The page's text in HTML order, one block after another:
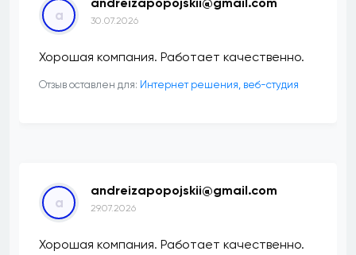
a 30.07.2026
Хорошая компания. Работает качественно.
Отзыв оставлен для: Интернет решения, веб-студия
a
andreizapopojskii@gmail.com
29.07.2026
Хорошая компания. Работает качественно.